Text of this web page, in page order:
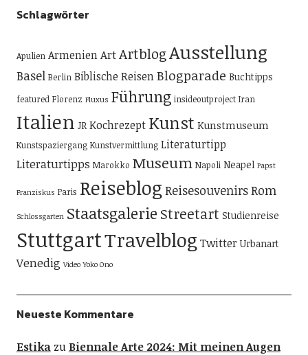
Schlagwörter
Apulien ArmenienArtArtblogAusstellung
Basel Berlin Biblische ReisenBlogparade Buchtipps
featured Florenz Fluxus Führung insideoutproject Iran
Italien JR Kochrezept Kunst Kunstmuseum
Kunstspaziergang Kunstvermittlung Literaturtipp
Literaturtipps Marokko Museum Napoli Neapel Papst
Franziskus Paris Reiseblog ReisesouvenirsRom
Schlossgarten Staatsgalerie Streetart Studienreise
StuttgartTravelblog Twitter Urbanart
Venedig Video Yoko Ono
Neueste Kommentare
Estikazu Biennale Arte 2024: Mit meinen Augen